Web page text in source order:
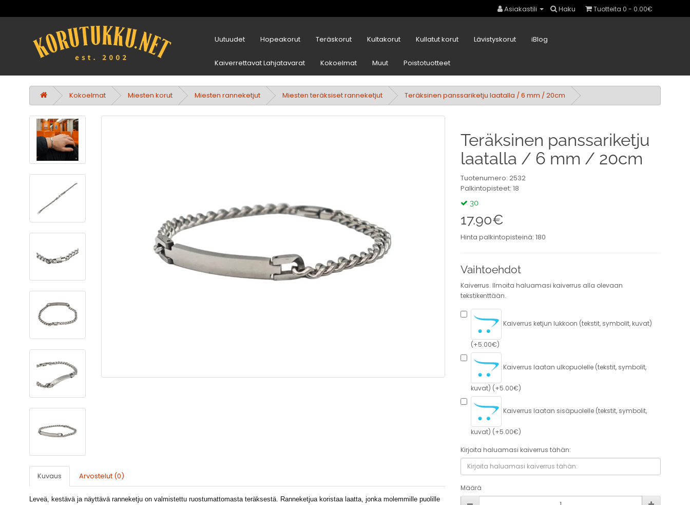
Asiakastili Haku Tuotteita 0 - 0.00€
Uutuudet Hopeakorut Teräskorut Kultakorut Kullatut korut Lävistyskorut iBlog
Kaiverrettavat Lahjatavarat Kokoelmat Muut Poistotuotteet
Kokoelmat Miesten korut Miesten ranneketjut Miesten teräksiset ranneketjut Teräksinen panssariketju laatalla / 6 mm / 20cm
Kuvaus Arvostelut (0)
Leveä, kestävä ja näyttävä ranneketju on valmistettu ruostumattomasta teräksestä. Ranneketjua koristaa laatta, jonka molemmille puolille
Teräksinen panssariketju
laatalla / 6 mm / 20cm
Tuotenumero: 2532
Palkintopisteet: 18
30
17.90€
Hinta palkintopisteinä: 180
Vaihtoehdot
Kaiverrus. Ilmoita haluamasi kaiverrus alla olevaan
tekstikenttään.
Kaiverrus ketjun lukkoon (tekstit, symbolit, kuvat)
(+5.00€)
Kaiverrus laatan ulkopuolelle (tekstit, symbolit,
kuvat) (+5.00€)
Kaiverrus laatan sisäpuolelle (tekstit, symbolit,
kuvat) (+5.00€)
Kirjoita haluamasi kaiverrus tähän:
Määrä